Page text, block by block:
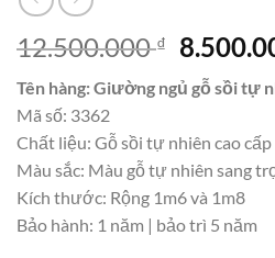
12.500.000₫
Giá
gốc
là:
Tên hàng: Giường ngủ gỗ sồi tự
Mã số: 3362
Chất liệu: Gỗ sồi tự nhiên cao cấp
Màu sắc: Màu gỗ tự nhiên sang
Kích thước: Rộng 1m6 và 1m8
Bảo hành: 1 năm | bảo trì 5 năm